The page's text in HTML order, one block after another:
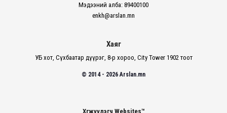
Мэдээний алба: 89400100
enkh@arslan.mn
Хаяг
УБ хот, Сүхбаатар дүүрэг, 8-р хороо, City Tower 1902 тоот
© 2014 - 2026 Arslan.mn
Хөгжүүлэгч Websites™